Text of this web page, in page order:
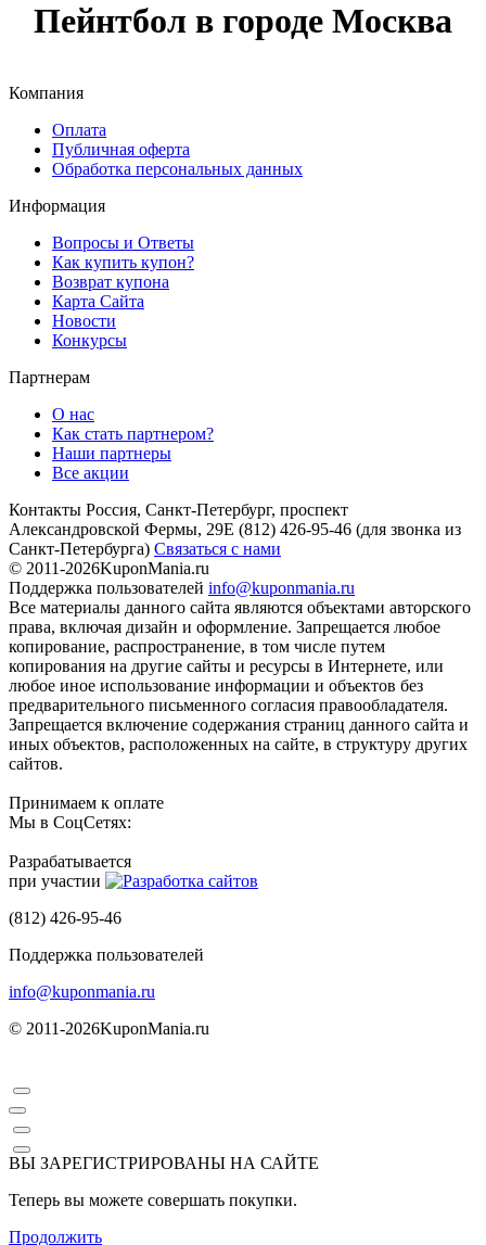
Пейнтбол в городе Москва
Компания
Оплата
Публичная оферта
Обработка персональных данных
Информация
Вопросы и Ответы
Как купить купон?
Возврат купона
Карта Сайта
Новости
Конкурсы
Партнерам
О нас
Как стать партнером?
Наши партнеры
Все акции
Контакты Россия, Санкт-Петербург, проспект
Александровской Фермы, 29Е (812) 426-95-46 (для звонка из
Санкт-Петербурга) Связаться с нами
© 2011-2026KuponMania.ru
Поддержка пользователей info@kuponmania.ru
Все материалы данного сайта являются объектами авторского
права, включая дизайн и оформление. Запрещается любое
копирование, распространение, в том числе путем
копирования на другие сайты и ресурсы в Интернете, или
любое иное использование информации и объектов без
предварительного письменного согласия правообладателя.
Запрещается включение содержания страниц данного сайта и
иных объектов, расположенных на сайте, в структуру других
сайтов.
Принимаем к оплате
Мы в СоцСетях:
Разрабатывается
при участии
(812) 426-95-46
Поддержка пользователей
info@kuponmania.ru
© 2011-2026KuponMania.ru
ВЫ ЗАРЕГИСТРИРОВАНЫ НА САЙТЕ
Теперь вы можете совершать покупки.
Продолжить